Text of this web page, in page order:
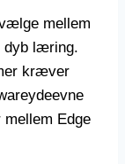
mellem
dyb læring.
kræver
Edge